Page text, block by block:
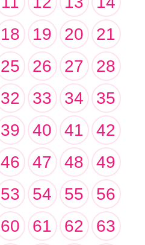
18 19 20
21
25 26 27
28
32 33 34
35
39 40 41
42
46 47 48
49
53 54 55
56
60 61 62
63